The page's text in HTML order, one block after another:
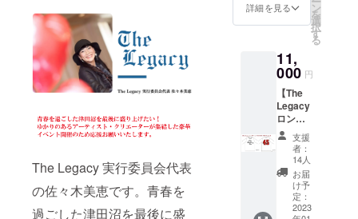
The Legacy 実行委員会代表
の佐々木美恵です。青春を
過ごした津田沼を最後に盛
場無料
となり
・会場
内は全
てスタ
ンディ
ングの
みとな
りま
す。 ・
諸事情
により
事前告
知なし
に出演
の為そ
れぞれ
ます。
同じ種
類の木
材で
も、色
味や木
目が異
なりま
すの
で、実
際の品
物と写
真で異
セー
ト ●原
材料：
豚肉、
豚脂、
食塩、
砂糖、
香辛料
●賞味期
限：要
冷蔵
（-18℃
以下）
で１
結。 ・
un)
11:00開
場
11:30-
16:00
・開催
場所：
津田沼
パルコB
館５階
特設野
外ス
テージ
今回の
クラウ
ドファ
ングで
しか入
手でき
ない、
『NX7
』と千
葉の
ロック
スター
『JUG
UAR』
のプレ
ミアム
詳細を見る ン
を
選
択
す
る
11,
000 円
【The
Legacy
ロングT
シャ
ツ
NEXUS
Ⅶ.今野
Design
】 フロ
支援
者：
14人
お届
け予
定：
2023